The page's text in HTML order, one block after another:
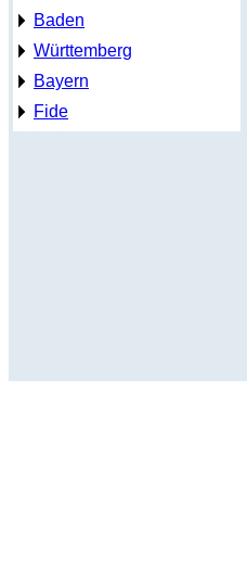
Baden
Württemberg
Bayern
Fide